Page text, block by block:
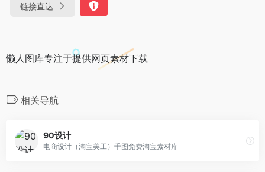
链接直达
懒人图库专注于提供网页素材下载
相关导航
90设计
电商设计（淘宝美工）千图免费淘宝素材库